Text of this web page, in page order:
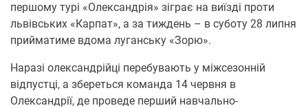
першому турі «Олександрія» зіграє на виїзді проти
львівських «Карпат», а за тиждень – в суботу 28 липня
прийматиме вдома луганську «Зорю».
Наразі олександрійці перебувають у міжсезонній
відпустці, а збереться команда 14 червня в
Олександрії, де проведе перший навчально-